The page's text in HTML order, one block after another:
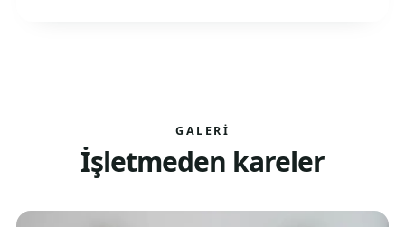
GALERI
İşletmeden kareler